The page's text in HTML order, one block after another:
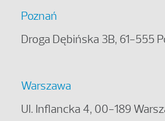
Poznań
Droga Dębińska 3B, 61-555
Warszawa
Ul. Inflancka 4, 00-189